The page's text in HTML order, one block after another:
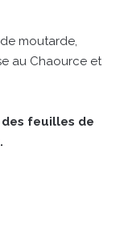
moutarde,
au Chaource et
feuilles de